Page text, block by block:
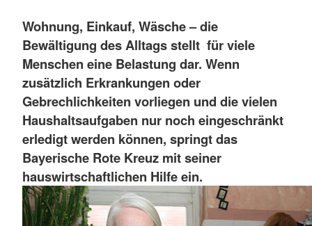
Wohnung, Einkauf, Wäsche – die
Bewältigung des Alltags stellt für viele
Menschen eine Belastung dar. Wenn
zusätzlich Erkrankungen oder
Gebrechlichkeiten vorliegen und die vielen
Haushaltsaufgaben nur noch eingeschränkt
erledigt werden können, springt das
Bayerische Rote Kreuz mit seiner
hauswirtschaftlichen Hilfe ein.